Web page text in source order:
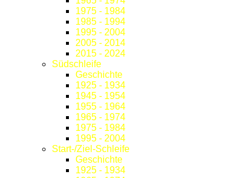
1975 - 1984
1985 - 1994
1995 - 2004
2005 - 2014
2015 - 2024
Südschleife
Geschichte
1925 - 1934
1945 - 1954
1955 - 1964
1965 - 1974
1975 - 1984
1995 - 2004
Start-/Ziel-Schleife
Geschichte
1925 - 1934